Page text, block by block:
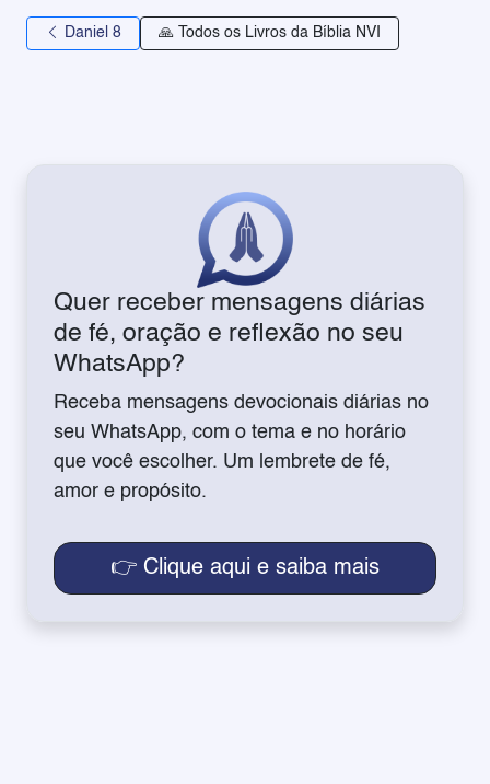
Daniel 8 🙏 Todos os Livros da Bíblia NVI
Quer receber mensagens diárias
de fé, oração e reflexão no seu
WhatsApp?
Receba mensagens devocionais diárias no
seu WhatsApp, com o tema e no horário
que você escolher. Um lembrete de fé,
amor e propósito.
👉 Clique aqui e saiba mais